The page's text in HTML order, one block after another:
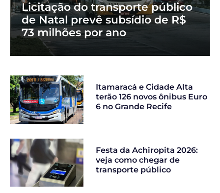
Licitação do transporte público
de Natal prevê subsídio de R$
73 milhões por ano
Itamaracá e Cidade Alta
terão 126 novos ônibus Euro
6 no Grande Recife
Festa da Achiropita 2026:
veja como chegar de
transporte público